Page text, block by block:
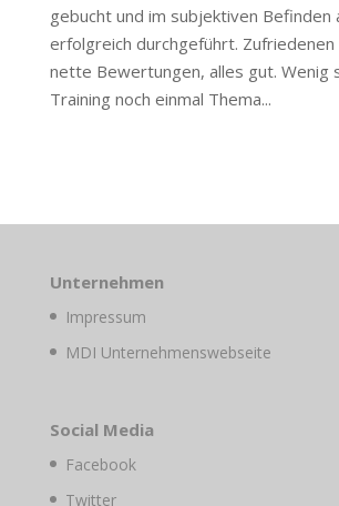
gebucht und im subjektiven Befinden
erfolgreich durchgeführt. Zufriedenen
nette Bewertungen, alles gut. Wenig
Training noch einmal Thema...
Unternehmen
Impressum
MDI Unternehmenswebseite
Social Media
Facebook
Twitter